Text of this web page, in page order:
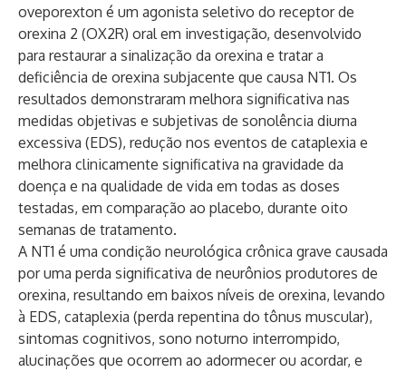
oveporexton é um agonista seletivo do receptor de
orexina 2 (OX2R) oral em investigação, desenvolvido
para restaurar a sinalização da orexina e tratar a
deficiência de orexina subjacente que causa NT1. Os
resultados demonstraram melhora significativa nas
medidas objetivas e subjetivas de sonolência diurna
excessiva (EDS), redução nos eventos de cataplexia e
melhora clinicamente significativa na gravidade da
doença e na qualidade de vida em todas as doses
testadas, em comparação ao placebo, durante oito
semanas de tratamento.
A NT1 é uma condição neurológica crônica grave causada
por uma perda significativa de neurônios produtores de
orexina, resultando em baixos níveis de orexina, levando
à EDS, cataplexia (perda repentina do tônus ​​muscular),
sintomas cognitivos, sono noturno interrompido,
alucinações que ocorrem ao adormecer ou acordar, e